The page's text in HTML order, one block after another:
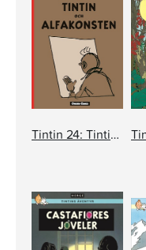
Tintin 24: Tintin och alfakonsten